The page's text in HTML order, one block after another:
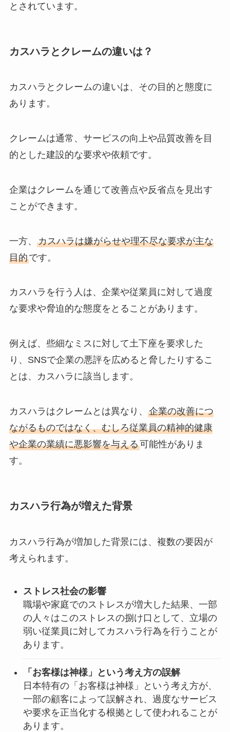
とされています。
カスハラとクレームの違いは？
カスハラとクレームの違いは、その目的と態度に
あります。
クレームは通常、サービスの向上や品質改善を目
的とした建設的な要求や依頼です。
企業はクレームを通じて改善点や反省点を見出す
ことができます。
一方、 カスハラは嫌がらせや理不尽な要求が主な
目的です。
カスハラを行う人は、企業や従業員に対して過度
な要求や脅迫的な態度をとることがあります。
例えば、些細なミスに対して土下座を要求した
り、SNSで企業の悪評を広めると脅したりするこ
とは、カスハラに該当します。
カスハラはクレームとは異なり、 企業の改善につ
ながるものではなく、むしろ従業員の精神的健康
や企業の業績に悪影響を与える可能性がありま
す。
カスハラ行為が増えた背景
カスハラ行為が増加した背景には、複数の要因が
考えられます。
ストレス社会の影響
職場や家庭でのストレスが増大した結果、一部
の人々はこのストレスの捌け口として、立場の
弱い従業員に対してカスハラ行為を行うことが
あります。
「お客様は神様」という考え方の誤解
日本特有の「お客様は神様」という考え方が、
一部の顧客によって誤解され、過度なサービス
や要求を正当化する根拠として使われることが
あります。